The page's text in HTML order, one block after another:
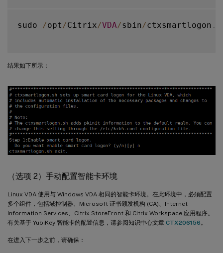
sudo /opt /Citrix/VDA/sbin/ctxsmartlogon .
结果如下所示：
（选项 2）手动配置智能卡环境
Linux VDA 使用与 Windows VDA 相同的智能卡环境。在此环境中，必须配置
多个组件，包括域控制器、Microsoft 证书颁发机构 (CA)、Internet
Information Services、Citrix StoreFront 和 Citrix Workspace 应用程序。
有关基于 YubiKey 智能卡的配置信息，请参阅知识中心文章 CTX206156 。
在进入下一步之前，请确保：